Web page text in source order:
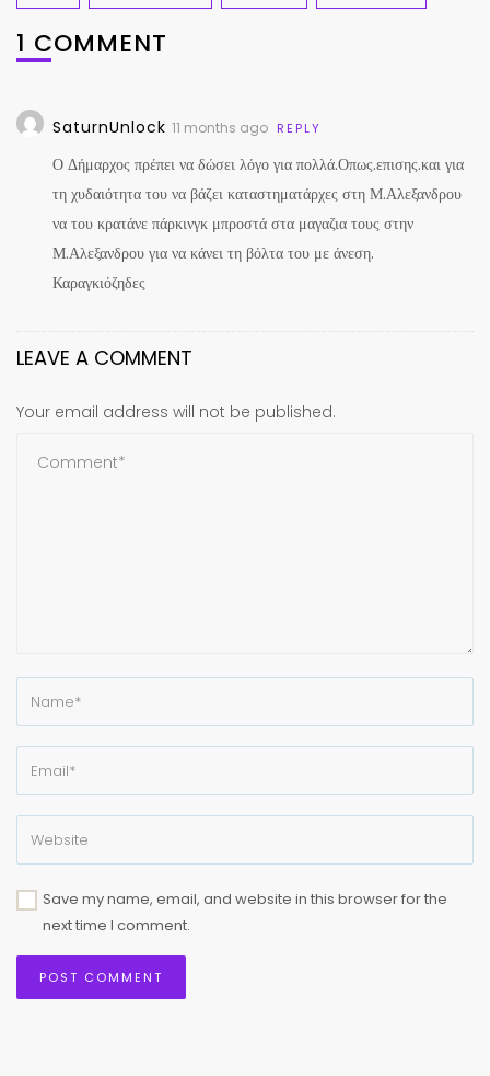
1 COMMENT
SaturnUnlock 11 months ago REPLY
Ο Δήμαρχος πρέπει να δώσει λόγο για πολλά.Οπως.επισης.και για
τη χυδαιότητα του να βάζει καταστηματάρχες στη Μ.Αλεξανδρου
να του κρατάνε πάρκινγκ μπροστά στα μαγαζια τους στην
Μ.Αλεξανδρου για να κάνει τη βόλτα του με άνεση.
Καραγκιόζηδες
LEAVE A COMMENT
Your email address will not be published.
Save my name, email, and website in this browser for the
next time I comment.